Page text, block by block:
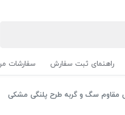
راهنمای ثبت سفارش سفارشات
مقاوم سگ و گربه طرح پلنگی مشکی